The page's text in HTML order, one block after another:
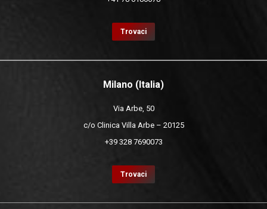
Trovaci
Milano (Italia)
Via Arbe, 50
c/o Clinica Villa Arbe – 20125
+39 328 7690073
Trovaci